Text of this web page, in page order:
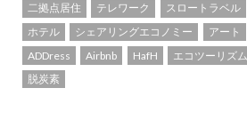
二拠点居住
テレワーク スロートラベル
ホテル
シェアリングエコノミー アート
ADDress
Airbnb HafH エコツーリズム
脱炭素